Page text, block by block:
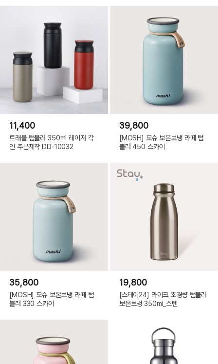
11,400
트래블 텀블러 350ml 레이저 각
인 주문제작 DD-10032
39,800
[MOSH] 모슈 보온보냉 라떼 텀
블러 450 스카이
35,800
[MOSH] 모슈 보온보냉 라떼 텀
블러 330 스카이
19,800
[스테이24] 라이크 초경량 텀블러
보온보냉 350ml_스텐